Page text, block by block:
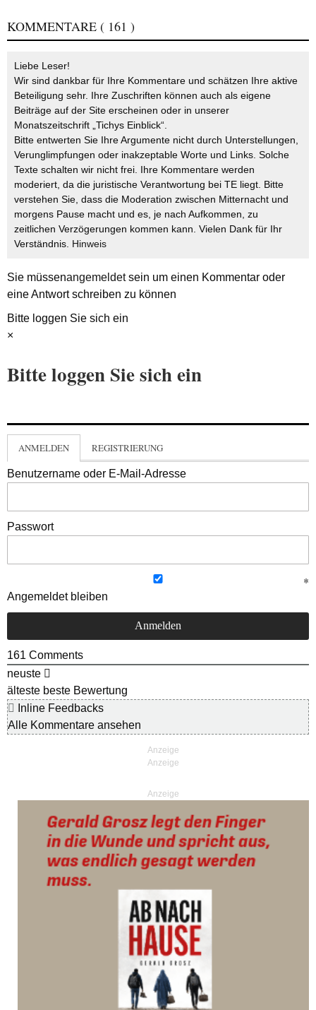
KOMMENTARE ( 161 )
Liebe Leser!
Wir sind dankbar für Ihre Kommentare und schätzen Ihre aktive
Beteiligung sehr. Ihre Zuschriften können auch als eigene
Beiträge auf der Site erscheinen oder in unserer
Monatszeitschrift „Tichys Einblick“.
Bitte entwerten Sie Ihre Argumente nicht durch Unterstellungen,
Verunglimpfungen oder inakzeptable Worte und Links. Solche
Texte schalten wir nicht frei. Ihre Kommentare werden
moderiert, da die juristische Verantwortung bei TE liegt. Bitte
verstehen Sie, dass die Moderation zwischen Mitternacht und
morgens Pause macht und es, je nach Aufkommen, zu
zeitlichen Verzögerungen kommen kann. Vielen Dank für Ihr
Verständnis. Hinweis
Sie müssenangemeldetsein um einen Kommentar oder
eine Antwort schreiben zu können
Bitte loggen Sie sich ein
×
Bitte loggen Sie sich ein
ANMELDEN REGISTRIERUNG
Benutzername oder E-Mail-Adresse
Passwort
Angemeldet bleiben
161 Comments
neuste
älteste beste Bewertung
Inline Feedbacks
Alle Kommentare ansehen
Anzeige